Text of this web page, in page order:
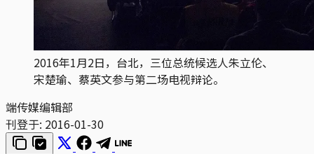
2016年1月2日，台北，三位总统候选人朱立伦、
宋楚瑜、蔡英文参与第二场电视辩论。
端传媒编辑部
刊登于: 2016-01-30